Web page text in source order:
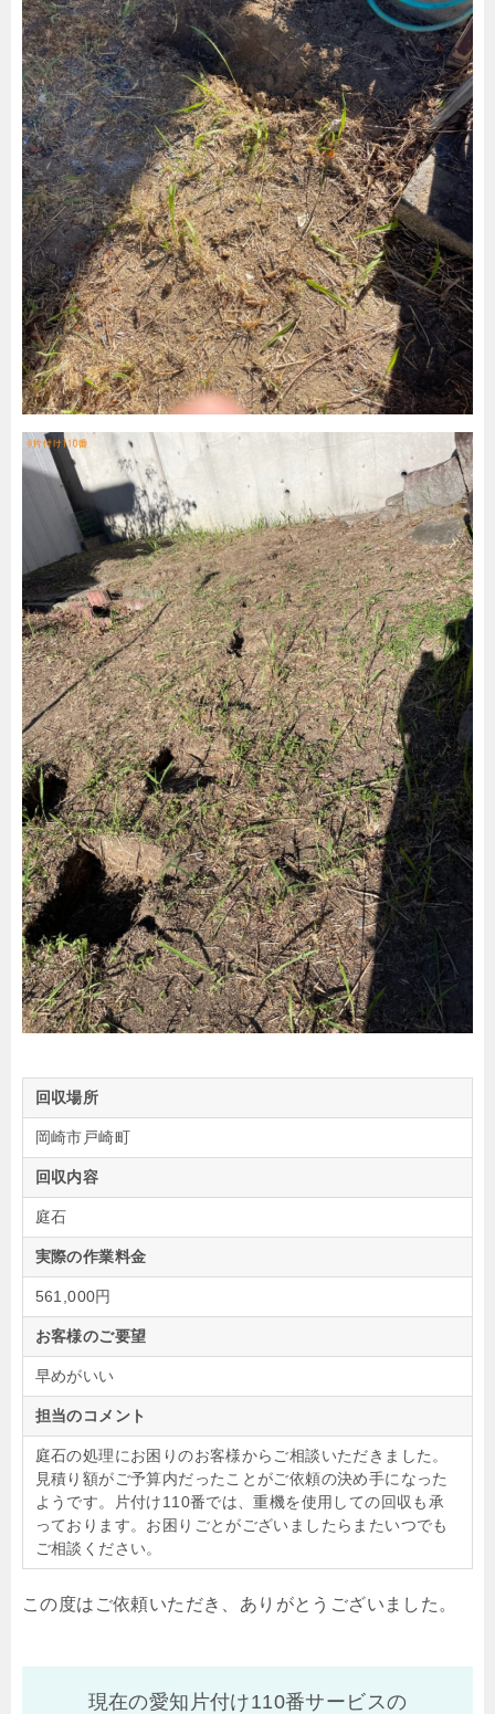
回収場所
岡崎市戸崎町
回収内容
庭石
実際の作業料金
561,000円
お客様のご要望
早めがいい
担当のコメント
庭石の処理にお困りのお客様からご相談いただきました。
見積り額がご予算内だったことがご依頼の決め手になった
ようです。片付け110番では、重機を使用しての回収も承
っております。お困りごとがございましたらまたいつでも
ご相談ください。
この度はご依頼いただき、ありがとうございました。
現在の愛知片付け110番サービスの